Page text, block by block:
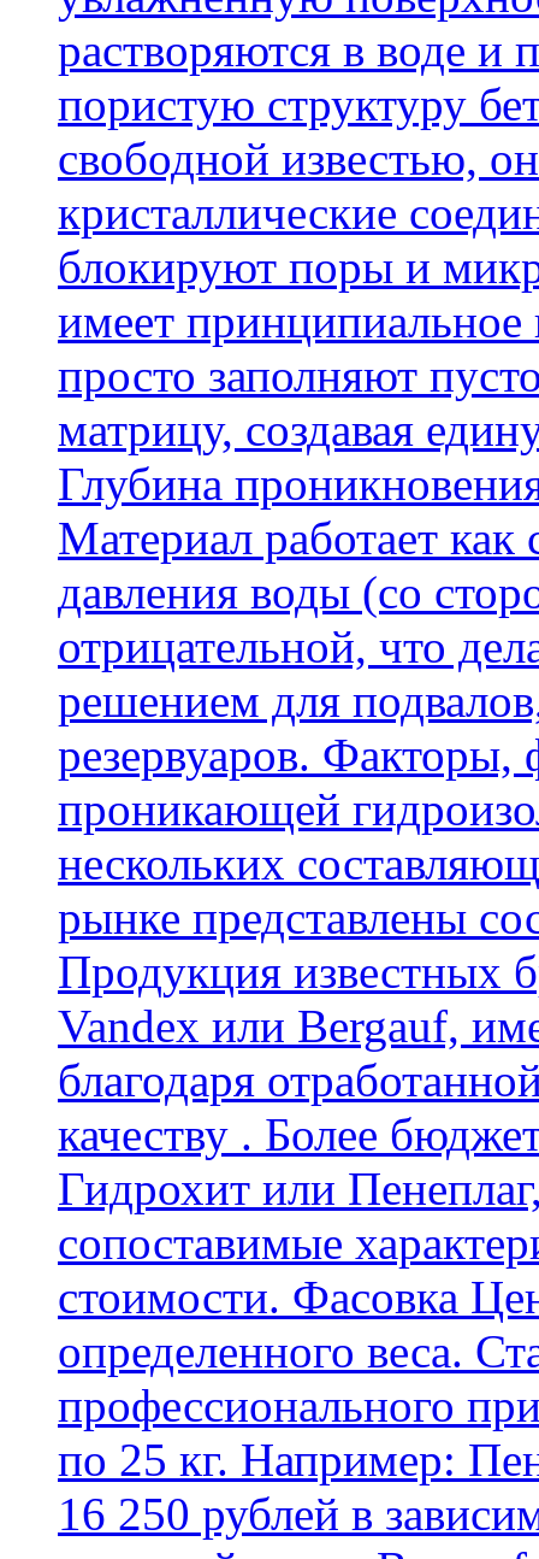
растворяются в воде и
пористую структуру
свободной известью,
кристаллические
блокируют поры и
имеет
просто заполняют
матрицу, создавая
Глубина
Материал работает
давления воды (со
отрицательной, что
решением для
резервуаров.
проникающей
нескольких
рынке представлены
Продукция известных
Vandex или Bergauf,
благодаря
качеству . Более
Гидрохит или
сопоставимые
стоимости. Фасовка
определенного веса.
профессионального
по 25 кг. Например:
16 250 рублей в